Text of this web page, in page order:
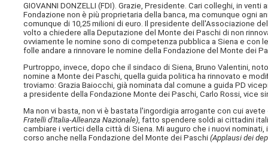
GIOVANNI DONZELLI (FDI). Grazie, Presidente. Cari colleghi, in venti
Fondazione non è più proprietaria della banca, ma comunque ogni
comunque di 10,25 milioni di euro. Il presidente dell'Associazione
volto a chiedere alla Deputazione del Monte dei Paschi di non
ovviamente le nomine sono di competenza pubblica a Siena e con
folle andare a rinnovare le nomine della Fondazione del Monte dei
Purtroppo, invece, dopo che il sindaco di Siena, Bruno Valentini,
nomine a Monte dei Paschi, quella guida politica ha rinnovato e
troviamo: Grazia Baiocchi, già nominata dal comune a guida PD
a presidente della Fondazione Monte dei Paschi, Carlo Rossi, vice
Ma non vi basta, non vi è bastata l'ingordigia arrogante con cui
Fratelli d'Italia-Alleanza Nazionale), fatto spendere soldi ai cittadini
cambiare i vertici della città di Siena. Mi auguro che i nuovi
corso anche nella Fondazione del Monte dei Paschi(Applausi dei